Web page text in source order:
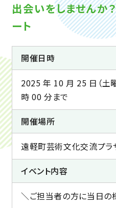
出会いをしませんか
ート
開催日時
2025 年 10 月 25 日（土
時 00 分まで
開催場所
遠軽町芸術文化交流プラ
イベント内容
＼ご担当者の方に当日の